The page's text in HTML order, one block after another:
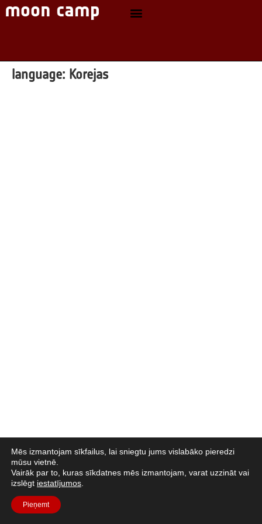
language: Korejas
Mēs izmantojam sīkfailus, lai sniegtu jums vislabāko pieredzi
mūsu vietnē.
Vairāk par to, kuras sīkdatnes mēs izmantojam, varat uzzināt vai
izslēgt iestatījumos
Pieņemt